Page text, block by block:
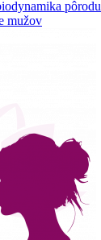
pôrodu
mužov